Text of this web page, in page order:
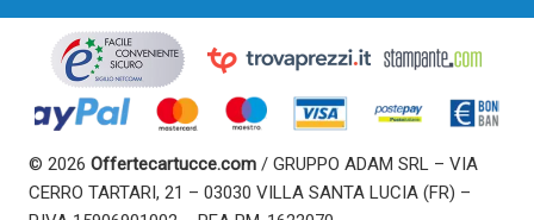
© 2026 Offertecartucce.com / GRUPPO ADAM SRL – VIA
CERRO TARTARI, 21 – 03030 VILLA SANTA LUCIA (FR) –